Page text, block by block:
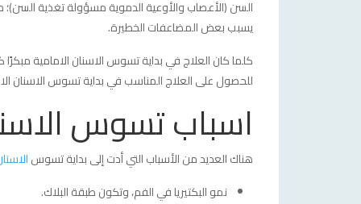
السن (الأعصاب والأوعية الدموية مسؤولة تغذية
يسبب بعض المضاعفات الخطيرة.
كلما كان العلاج في بداية تسوس الاسنان الامامية مبكرًا
للحصول على العلاج المناسب في بداية تسوس الاسنان
اسباب تسوس
هناك العديد من الأسباب التي أدت إلى بداية تسوس
نمو البكتيريا في الفم، وتكون طبقة البلاك.